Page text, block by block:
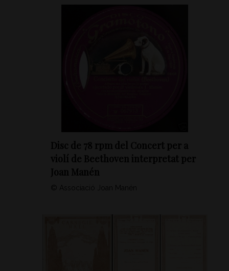
Disc de 78 rpm del Concert per a
violí de Beethoven interpretat per
Joan Manén
© Associació Joan Manén